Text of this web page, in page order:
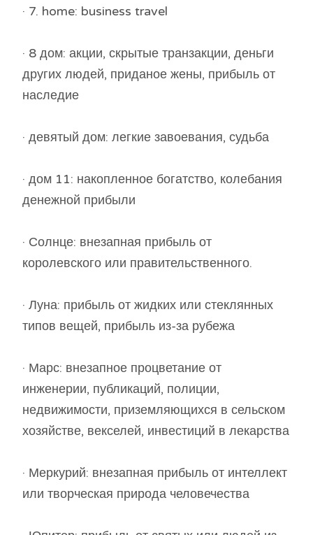
· 7. home: business travel
· 8 дом: акции, скрытые транзакции, деньги
других людей, приданое жены, прибыль от
наследие
· девятый дом: легкие завоевания, судьба
· дом 11: накопленное богатство, колебания
денежной прибыли
· Солнце: внезапная прибыль от
королевского или правительственного.
· Луна: прибыль от жидких или стеклянных
типов вещей, прибыль из-за рубежа
· Марс: внезапное процветание от
инженерии, публикаций, полиции,
недвижимости, приземляющихся в сельском
хозяйстве, векселей, инвестиций в лекарства
· Меркурий: внезапная прибыль от интеллект
или творческая природа человечества